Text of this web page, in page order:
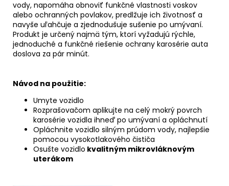
vody, napomáha obnoviť funkčné vlastnosti voskov
alebo ochranných povlakov, predlžuje ich životnosť a
navyše uľahčuje a zjednodušuje sušenie po umývaní.
Produkt je určený najmä tým, ktorí vyžadujú rýchle,
jednoduché a funkčné riešenie ochrany karosérie auta
doslova za pár minút.
Návod na použitie:
Umyte vozidlo
Rozprašovačom aplikujte na celý mokrý povrch
karosérie vozidla ihneď po umývaní a opláchnutí
Opláchnite vozidlo silným prúdom vody, najlepšie
pomocou vysokotlakového čističa
Osušte vozidlo kvalitným mikrovláknovým
uterákom